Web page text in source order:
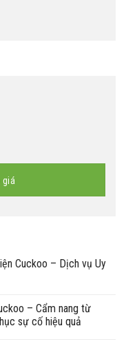
giá
Cuckoo – Dịch vụ Uy
– Cẩm nang từ
sự cố hiệu quả